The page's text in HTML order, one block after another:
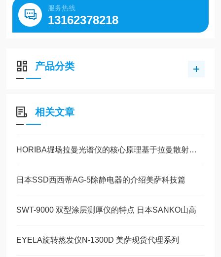
服务热线
13162378218
产品分类
相关文章
HORIBA堀场拉曼光谱仪的核心原理基于拉曼散射效应
日本SSD西西蒂AG-5除静电器的介绍美萨科技篇
SWT-9000 双型涂层测厚仪的特点 日本SANKO山高
EYELA旋转蒸发仪N-1300D 美萨现货代理系列